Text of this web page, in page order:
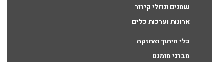
שמנים ונוזלי קירור
ארונות וערכות כלים
כלי חיתוך ואחזקה
מברגי מומנט